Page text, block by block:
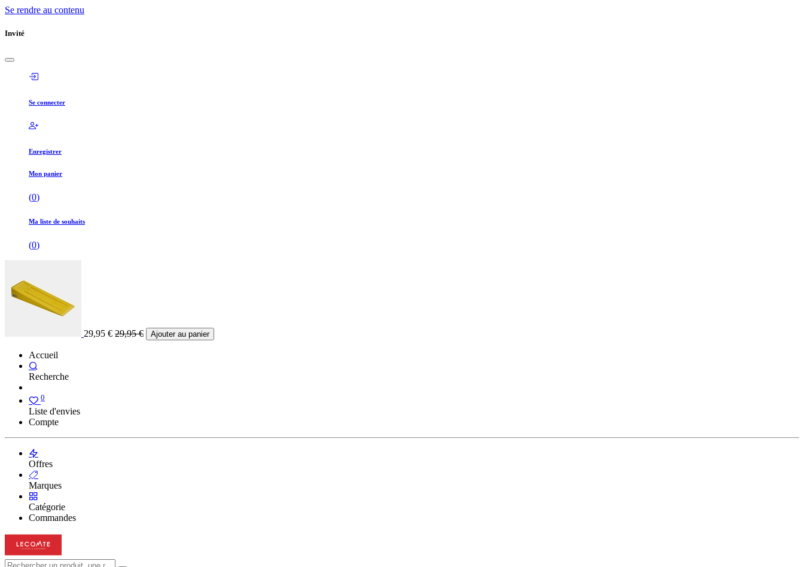
Se rendre au contenu
Invité
Se connecter
Enregistrer
Mon panier
(0)
Ma liste de souhaits
(0)
29,95 € 29,95€ Ajouter au panier
Accueil
Recherche
0
Liste d'envies
Compte
Offres
Marques
Catégorie
Commandes